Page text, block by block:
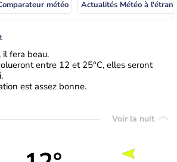
météo
fera beau.
entre 12 et 25°C, elles seront
est assez bonne.
Voir la nuit